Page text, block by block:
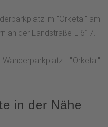
im "Orketal" am
an der Landstraße L 617.
"Orketal"
in der Nähe